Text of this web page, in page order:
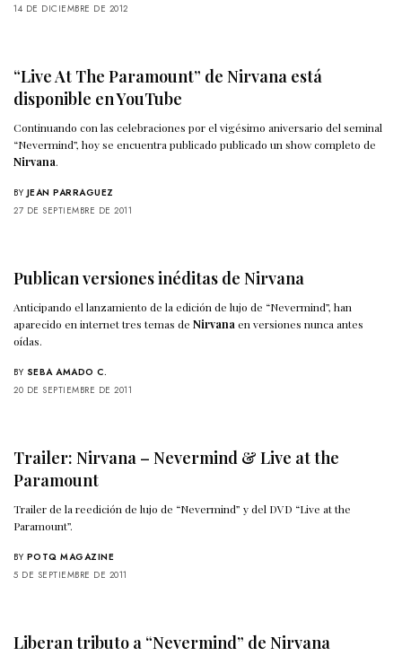
14 DE DICIEMBRE DE 2012
“Live At The Paramount” de Nirvana está
disponible en YouTube
Continuando con las celebraciones por el vigésimo aniversario del seminal
“Nevermind”, hoy se encuentra publicado publicado un show completo de
Nirvana.
BY JEAN PARRAGUEZ
27 DE SEPTIEMBRE DE 2011
Publican versiones inéditas de Nirvana
Anticipando el lanzamiento de la edición de lujo de “Nevermind”, han
aparecido en internet tres temas deNirvana en versiones nunca antes
oídas.
BY SEBA AMADO C.
20 DE SEPTIEMBRE DE 2011
Trailer: Nirvana – Nevermind & Live at the
Paramount
Trailer de la reedición de lujo de “Nevermind” y del DVD “Live at the
Paramount”.
BY POTQ MAGAZINE
5 DE SEPTIEMBRE DE 2011
Liberan tributo a “Nevermind” de Nirvana